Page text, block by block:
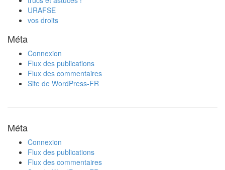
URAFSE
vos droits
Méta
Connexion
Flux des publications
Flux des commentaires
Site de WordPress-FR
Méta
Connexion
Flux des publications
Flux des commentaires